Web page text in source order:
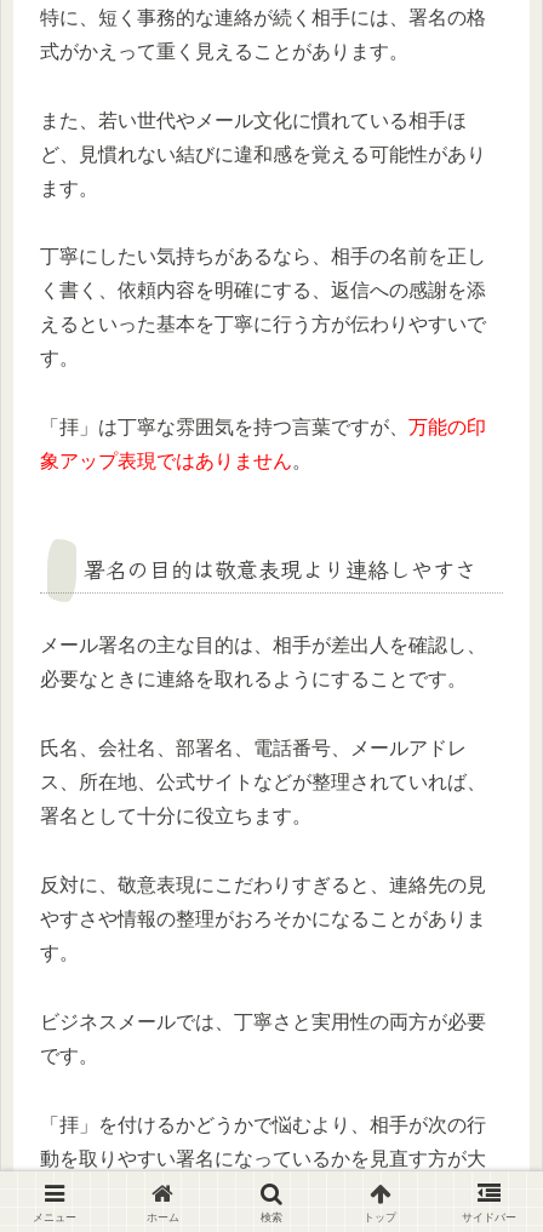
特に、短く事務的な連絡が続く相手には、署名の格
式がかえって重く見えることがあります。
また、若い世代やメール文化に慣れている相手ほ
ど、見慣れない結びに違和感を覚える可能性があり
ます。
丁寧にしたい気持ちがあるなら、相手の名前を正し
く書く、依頼内容を明確にする、返信への感謝を添
えるといった基本を丁寧に行う方が伝わりやすいで
す。
「拝」は丁寧な雰囲気を持つ言葉ですが、 万能の印
象アップ表現ではありません。
署名の目的は敬意表現より連絡しやすさ
メール署名の主な目的は、相手が差出人を確認し、
必要なときに連絡を取れるようにすることです。
氏名、会社名、部署名、電話番号、メールアドレ
ス、所在地、公式サイトなどが整理されていれば、
署名として十分に役立ちます。
反対に、敬意表現にこだわりすぎると、連絡先の見
やすさや情報の整理がおろそかになることがありま
す。
ビジネスメールでは、丁寧さと実用性の両方が必要
です。
「拝」を付けるかどうかで悩むより、相手が次の行
動を取りやすい署名になっているかを見直す方が大
切です。
メニュー ホーム 検索 トップ サイドバー